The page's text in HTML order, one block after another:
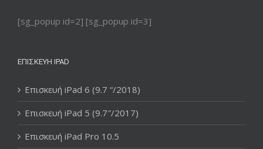
[sg_popup id=2] [sg_popup id=3]
ΕΠΙΣΚΕΥΉ IPAD
Επισκευή iPad 6 (9.7 “/2018)
Επισκευή iPad 5 (9.7″/2017)
Επισκευή iPad Pro 10.5